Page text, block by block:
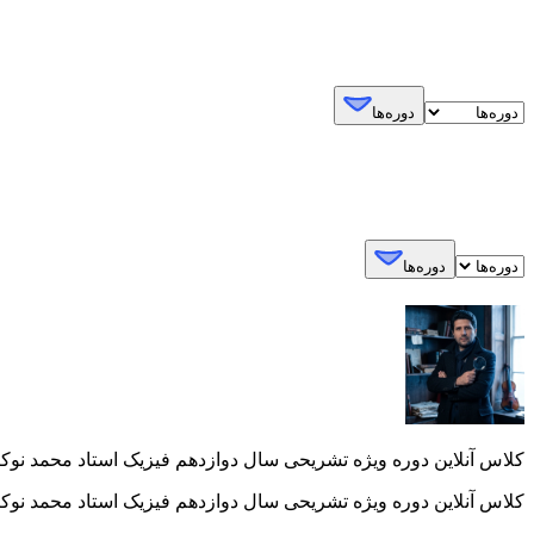
دوره‌ها
دوره‌ها
کلاس آنلاین دوره ویژه تشریحی سال دوازدهم فیزیک استاد محمد نوکنده
کلاس آنلاین دوره ویژه تشریحی سال دوازدهم فیزیک استاد محمد نوکنده